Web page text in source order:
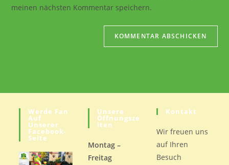
ein
meinen nächsten Kommentar speichern.
Werde Fan
Auf
Unserer
Facebook-
Seite
Unsere
Öffnungsze
Iten
Montag –
Freitag
Kontakt
Wir freuen uns
auf Ihren
Besuch